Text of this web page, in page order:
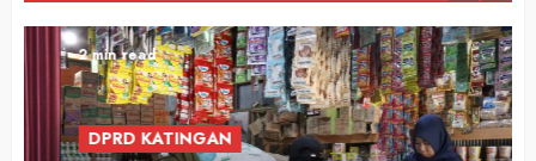
2 min read
DPRD KATINGAN